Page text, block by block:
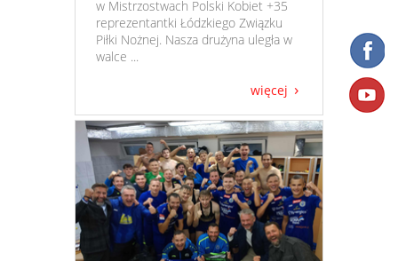
w Mistrzostwach Polski Kobiet +35
reprezentantki Łódzkiego Związku
Piłki Nożnej. Nasza drużyna uległa w
walce ...
więcej